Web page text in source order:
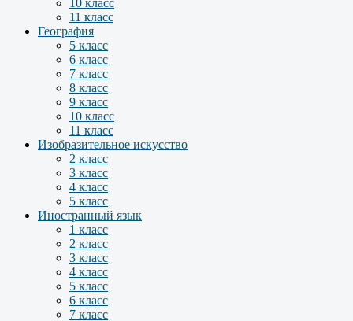
10 класс
11 класс
География
5 класс
6 класс
7 класс
8 класс
9 класс
10 класс
11 класс
Изобразительное искусство
2 класс
3 класс
4 класс
5 класс
Иностранный язык
1 класс
2 класс
3 класс
4 класс
5 класс
6 класс
7 класс